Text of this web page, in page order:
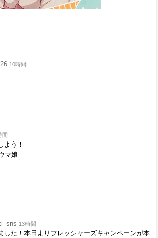
10時間
間
よう！
マ娘
13時間
した！本日よりフレッシャーズキャンペーンが本